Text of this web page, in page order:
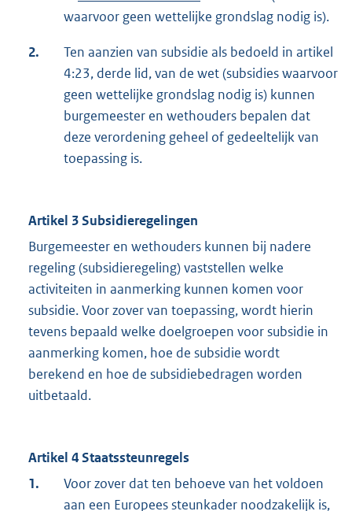
waarvoor geen wettelijke grondslag nodig is).
2.
Ten aanzien van subsidie als bedoeld in artikel
4:23, derde lid, van de wet (subsidies waarvoor
geen wettelijke grondslag nodig is) kunnen
burgemeester en wethouders bepalen dat
deze verordening geheel of gedeeltelijk van
toepassing is.
Artikel 3 Subsidieregelingen
Burgemeester en wethouders kunnen bij nadere
regeling (subsidieregeling) vaststellen welke
activiteiten in aanmerking kunnen komen voor
subsidie. Voor zover van toepassing, wordt hierin
tevens bepaald welke doelgroepen voor subsidie in
aanmerking komen, hoe de subsidie wordt
berekend en hoe de subsidiebedragen worden
uitbetaald.
Artikel 4 Staatssteunregels
1.
Voor zover dat ten behoeve van het voldoen
aan een Europees steunkader noodzakelijk is,